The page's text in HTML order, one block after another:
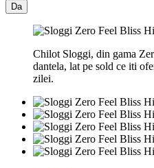
Da
Chilot Sloggi, din gama
dantela, lat pe sold ce iti
zilei.